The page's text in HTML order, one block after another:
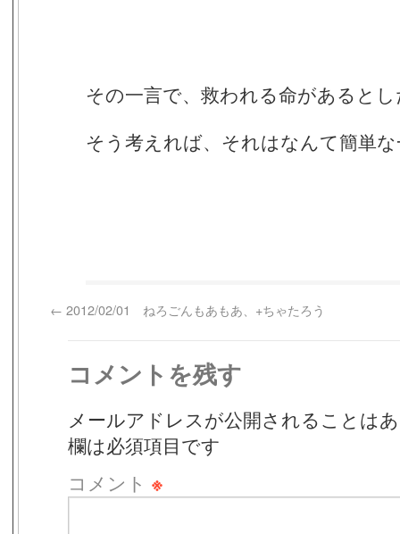
その一言で、救われる命があると
そう考えれば、それはなんて簡単
← 2012/02/01 ねろごんもあもあ、+ちゃたろう
コメントを残す
メールアドレスが公開されることは
欄は必須項目です
コメント ※